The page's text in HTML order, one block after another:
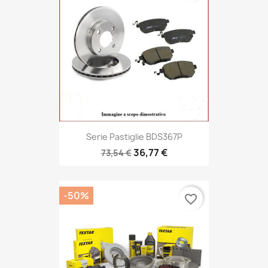
Serie Pastiglie BDS367P
73,54 €36,77 €
-50% favorite_border